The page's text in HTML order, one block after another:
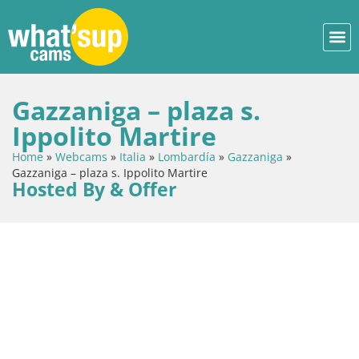
Gazzaniga – plaza s.
Ippolito Martire
Home » Webcams » Italia » Lombardía » Gazzaniga »
Gazzaniga – plaza s. Ippolito Martire
Hosted By & Offer